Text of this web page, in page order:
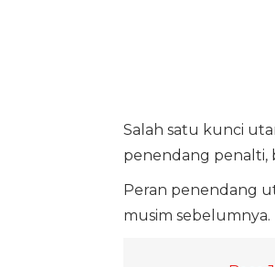
Salah satu kunci
penendang penalti,
Peran penendang
musim sebelumnya.